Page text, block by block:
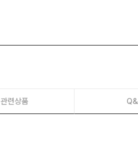
관련상품